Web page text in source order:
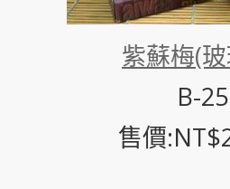
紫蘇梅(
B-25
售價